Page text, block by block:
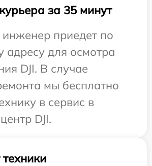
за 35 минут
приедет по
адресу для осмотра
DJI. В случае
мы бесплатно
в сервис в
DJI.